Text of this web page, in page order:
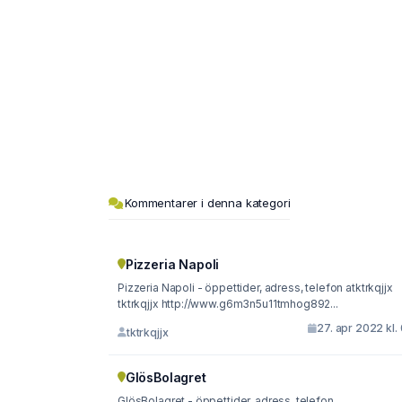
Kommentarer i denna kategori
Pizzeria Napoli
Pizzeria Napoli - öppettider, adress, telefon atktrkqjjx
tktrkqjjx http://www.g6m3n5u11tmhog892...
tktrkqjjx 27. apr 2022 kl.
GlösBolagret